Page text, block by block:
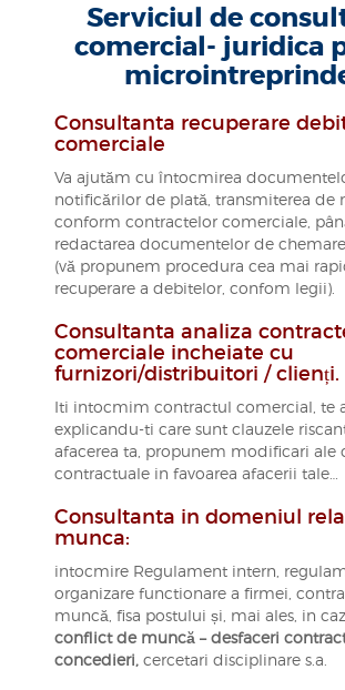
Serviciul de
comercial- juridica
Consultanta recuperare
comerciale
Va ajutăm cu întocmirea
notificărilor de plată, transmiterea de
conform contractelor comerciale,
redactarea documentelor de
(vă propunem procedura cea mai
recuperare a debitelor, confom legii).
Consultanta analiza
comerciale incheiate cu
furnizori/distribuitori / clienți.
Iti intocmim contractul comercial, te
explicandu-ti care sunt clauzele
afacerea ta, propunem modificari ale
contractuale in favoarea afacerii tale…
Consultanta in domeniul
munca:
intocmire Regulament intern,
organizare functionare a firmei,
muncă, fisa postului și, mai ales, in
conflict de muncă – desfaceri
concedieri,cercetari disciplinare s.a.